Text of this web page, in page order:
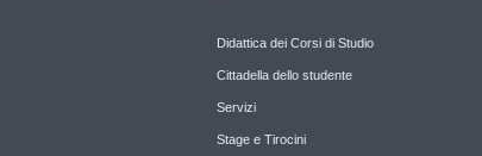
Didattica dei Corsi di Studio
Cittadella dello studente
Servizi
Stage e Tirocini